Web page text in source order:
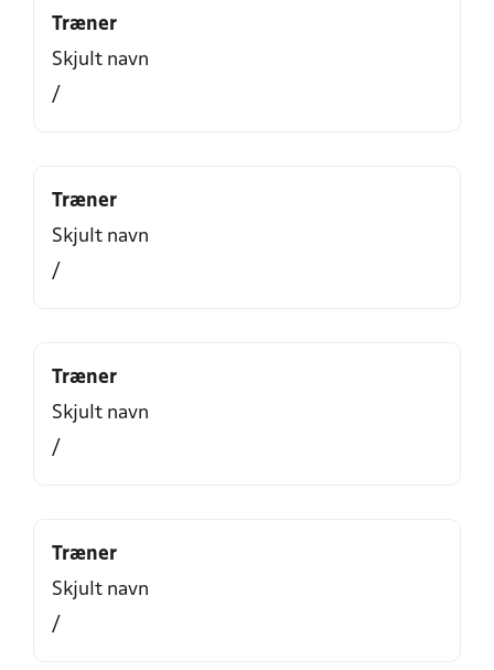
Træner
Skjult navn
/
Træner
Skjult navn
/
Træner
Skjult navn
/
Træner
Skjult navn
/